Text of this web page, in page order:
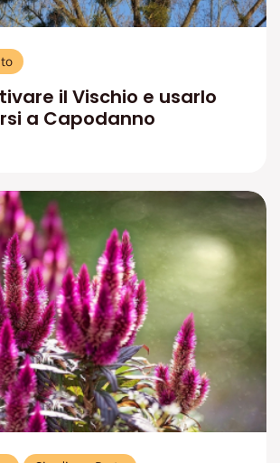
il Vischio e usarlo
a Capodanno